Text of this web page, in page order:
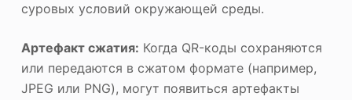
суровых условий окружающей среды.
Артефакт сжатия: Когда QR-коды сохраняются
или передаются в сжатом формате (например,
JPEG или PNG), могут появиться артефакты